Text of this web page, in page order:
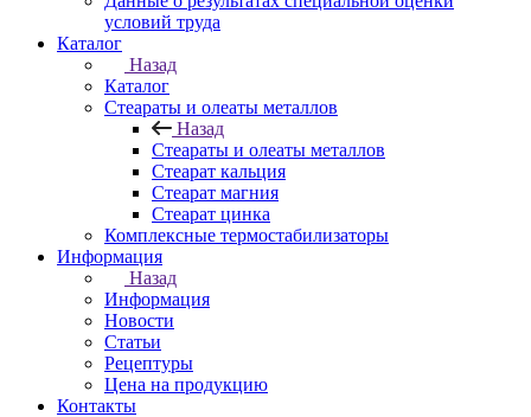
условий труда
Каталог
Назад
Каталог
Стеараты и олеаты металлов
Назад
Стеараты и олеаты металлов
Стеарат кальция
Стеарат магния
Стеарат цинка
Комплексные термостабилизаторы
Информация
Назад
Информация
Новости
Статьи
Рецептуры
Цена на продукцию
Контакты